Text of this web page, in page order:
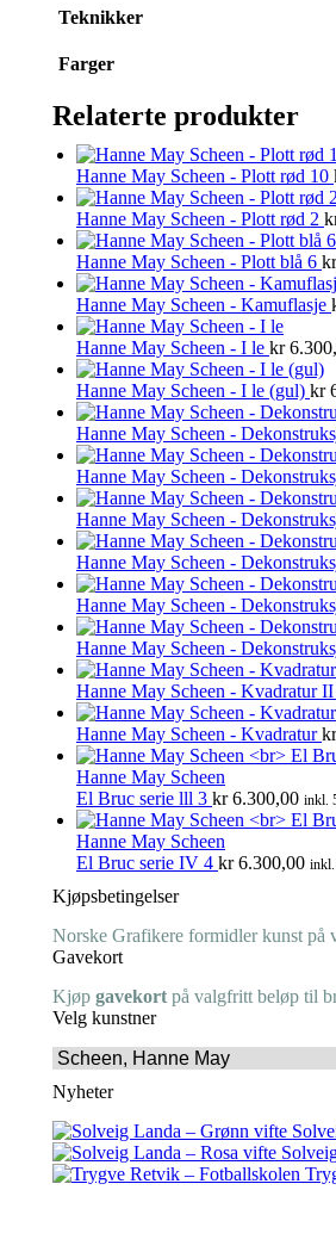
Teknikker
Farger
Relaterte produkter
Hanne May Scheen - Plott rød 10
Hanne May Scheen - Plott rød 2
Hanne May Scheen - Plott blå 6 kr
Hanne May Scheen - Kamuflasje
Hanne May Scheen - I le kr
Hanne May Scheen - I le (gul) kr
Hanne May Scheen -
Hanne May Scheen -
Hanne May Scheen -
Hanne May Scheen -
Hanne May Scheen -
Hanne May Scheen -
Hanne May Scheen - Kvadratur II
Hanne May Scheen - Kvadraturkr
Hanne May Scheen
El Bruc serie lll 3 kr6.300,00 inkl.
Hanne May Scheen
El Bruc serie IV 4 kr6.300,00
Kjøpsbetingelser
Norske Grafikere formidler kunst på
Gavekort
Kjøp gavekort på valgfritt beløp til
Velg kunstner
Nyheter